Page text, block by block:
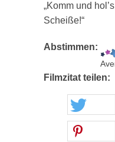
„Komm und
Scheiße!“
Abstimmen:
Filmzitat teilen: